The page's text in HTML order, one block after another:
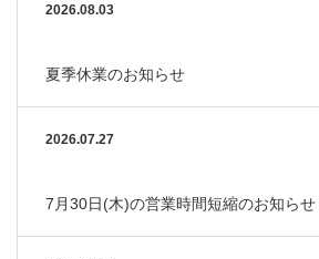
2026.08.03
夏季休業のお知らせ
2026.07.27
7月30日(木)の営業時間短縮のお知らせ